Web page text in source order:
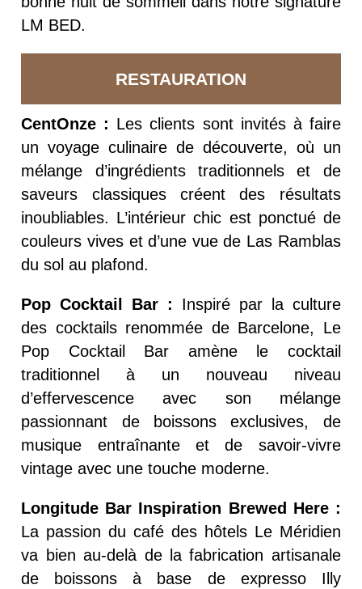
LM BED.
RESTAURATION
CentOnze : Les clients sont invités à faire
un voyage culinaire de découverte, où un
mélange d’ingrédients traditionnels et de
saveurs classiques créent des résultats
inoubliables. L’intérieur chic est ponctué de
couleurs vives et d’une vue de Las Ramblas
du sol au plafond.
Pop Cocktail Bar :
Inspiré par la culture
des cocktails renommée de Barcelone, Le
Pop Cocktail Bar amène le cocktail
traditionnel à un nouveau niveau
d’effervescence avec son mélange
passionnant de boissons exclusives, de
musique entraînante et de savoir-vivre
vintage avec une touche moderne.
Longitude Bar Inspiration Brewed Here :
La passion du café des hôtels Le Méridien
va bien au-delà de la fabrication artisanale
de boissons à base de expresso Illy